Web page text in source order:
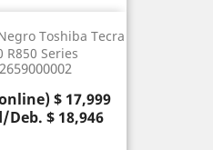
Toshiba Tecra
R850 Series
$ 17,999
Deb. $ 18,946